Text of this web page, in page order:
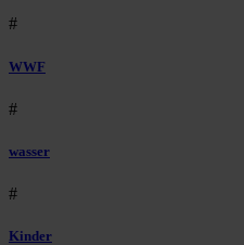
#
WWF
#
wasser
#
Kinder